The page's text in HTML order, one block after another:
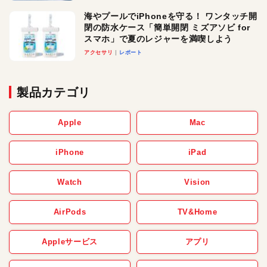
海やプールでiPhoneを守る！ ワンタッチ開
閉の防水ケース「簡単開閉 ミズアソビ for
スマホ」で夏のレジャーを満喫しよう
アクセサリ レポート
製品カテゴリ
Apple Mac
iPhone iPad
Watch Vision
AirPods TV&Home
Appleサービス アプリ